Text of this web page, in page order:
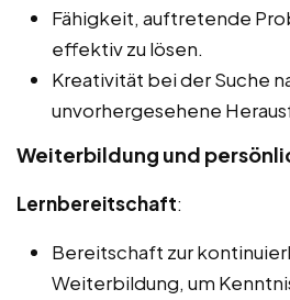
Fähigkeit, auftretende
effektiv zu lösen.
Kreativität bei der Suche
unvorhergesehene
Weiterbildung und
Lernbereitschaft:
Bereitschaft zur
Weiterbildung, um